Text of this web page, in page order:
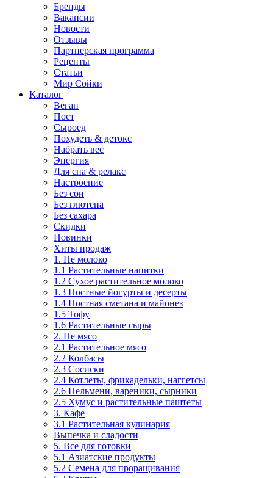
Бренды
Вакансии
Новости
Отзывы
Партнерская программа
Рецепты
Статьи
Мир Сойки
Каталог
Веган
Пост
Сыроед
Похудеть & детокс
Набрать вес
Энергия
Для сна & релакс
Настроение
Без сои
Без глютена
Без сахара
Скидки
Новинки
Хиты продаж
1. Не молоко
1.1 Растительные напитки
1.2 Сухое растительное молоко
1.3 Постные йогурты и десерты
1.4 Постная сметана и майонез
1.5 Тофу
1.6 Растительные сыры
2. Не мясо
2.1 Растительное мясо
2.2 Колбасы
2.3 Сосиски
2.4 Котлеты, фрикадельки, наггетсы
2.6 Пельмени, вареники, сырники
2.5 Хумус и растительные паштеты
3. Кафе
3.1 Растительная кулинария
Выпечка и сладости
5. Все для готовки
5.1 Азиатские продукты
5.2 Семена для проращивания